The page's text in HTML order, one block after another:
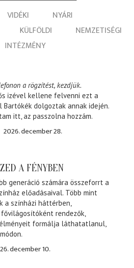
VIDÉKI
NYÁRI
KÜLFÖLDI
NEMZETISÉGI
INTÉZMÉNY
a rögzítést, kezdjük.
izével kellene felvenni ezt a
Bartókék dolgoztak annak idején.
itt, az passzolna hozzám.
2026. december 28.
A FÉNYBEN
generáció számára összeforrt a
előadásaival. Több mint
a színházi háttérben,
rendezők,
formálja láthatatlanul,
december 10.